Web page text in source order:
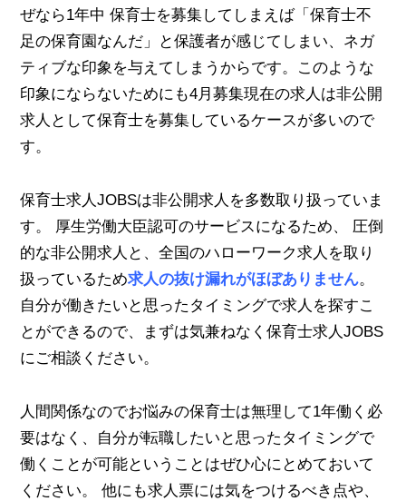
ぜなら1年中 保育士を募集してしまえば「保育士不
足の保育園なんだ」と保護者が感じてしまい、ネガ
ティブな印象を与えてしまうからです。このような
印象にならないためにも4月募集現在の求人は非公開
求人として保育士を募集しているケースが多いので
す。
保育士求人JOBSは非公開求人を多数取り扱っていま
す。 厚生労働大臣認可のサービスになるため、 圧倒
的な非公開求人と、全国のハローワーク求人を取り
扱っているため求人の抜け漏れがほぼありません。
自分が働きたいと思ったタイミングで求人を探すこ
とができるので、まずは気兼ねなく保育士求人JOBS
にご相談ください。
人間関係なのでお悩みの保育士は無理して1年働く必
要はなく、自分が転職したいと思ったタイミングで
働くことが可能ということはぜひ心にとめておいて
ください。 他にも求人票には気をつけるべき点や、